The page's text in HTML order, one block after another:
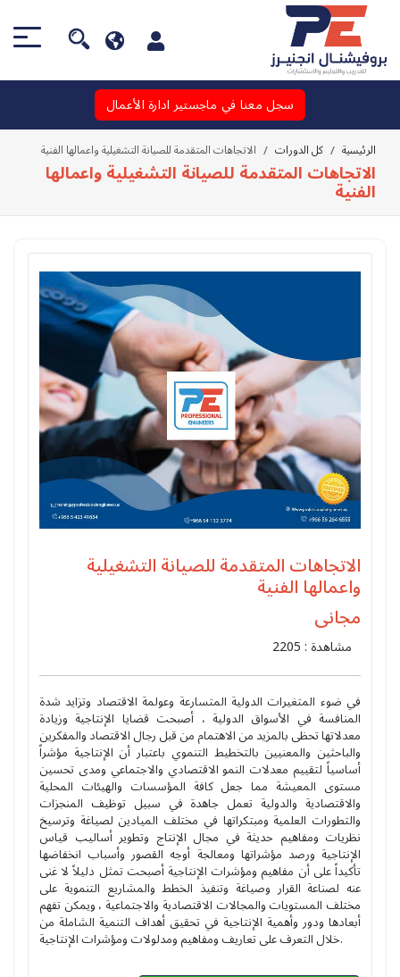
سجل معنا في ماجستير ادارة الأعمال
الرئيسية كل الدورات الاتجاهات المتقدمة للصيانة التشغيلية واعمالها الفنية
الاتجاهات المتقدمة للصيانة التشغيلية واعمالها
الفنية
الاتجاهات المتقدمة للصيانة التشغيلية
واعمالها الفنية
مجانى
مشاهدة : 2205
في ضوء المتغيرات الدولية المتسارعة وعولمة الاقتصاد وتزايد شدة
المنافسة في الأسواق الدولية ، أصبحت قضايا الإنتاجية وزيادة
معدلاتها تحظى بالمزيد من الاهتمام من قبل رجال الاقتصاد والمفكرين
والباحثين والمعنيين بالتخطيط التنموي باعتبار أن الإنتاجية مؤشراً
أساسياً لتقييم معدلات النمو الاقتصادي والاجتماعي ومدى تحسين
مستوى المعيشة مما جعل كافة المؤسسات والهيئات المحلية
والاقتصادية والدولية تعمل جاهدة في سبيل توظيف المنجزات
والتطورات العلمية ومبتكراتها في مختلف الميادين لصياغة وترسيخ
نظريات ومفاهيم حديثة في مجال الإنتاج وتطوير أساليب قياس
الإنتاجية ورصد مؤشراتها ومعالجة أوجه القصور وأسباب انخفاضها
تأكيداً على أن مفاهيم ومؤشرات الإنتاجية أصبحت تمثل دليلاً لا غنى
عنه لصناعة القرار وصياغة وتنفيذ الخطط والمشاريع التنموية على
مختلف المستويات والمجالات الاقتصادية والاجتماعية ، ويمكن تفهم
أبعادها ودور وأهمية الإنتاجية في تحقيق أهداف التنمية الشاملة من
خلال التعرف على تعاريف ومفاهيم ومدلولات ومؤشرات الإنتاجية.